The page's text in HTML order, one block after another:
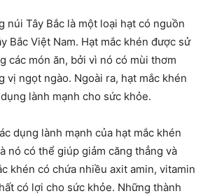
núi Tây Bắc là một loại hạt có nguồn
Bắc Việt Nam. Hạt mắc khén được sử
các món ăn, bởi vì nó có mùi thơm
vị ngọt ngào. Ngoài ra, hạt mắc khén
lành mạnh cho sức khỏe.
dụng lành mạnh của hạt mắc khén
nó có thể giúp giảm căng thẳng và
khén có chứa nhiều axit amin, vitamin
có lợi cho sức khỏe. Những thành